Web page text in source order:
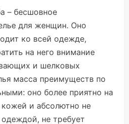
– бесшовное
для женщин. Оно
ко всей одежде,
на него внимание
и шелковых
масса преимуществ по
оно более приятно на
и абсолютно не
не требует